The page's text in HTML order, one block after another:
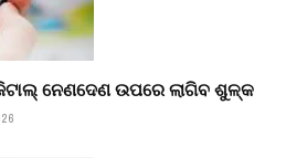
ନେଣଦେଣ ଉପରେ ଲାଗିବ ଶୁଳ୍କ